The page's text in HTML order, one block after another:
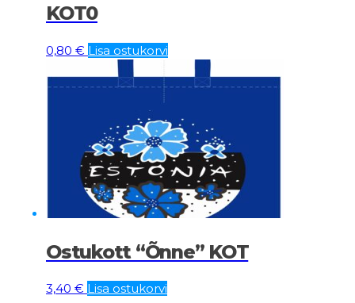
KOT0
0,80 € Lisa ostukorvi
Ostukott “Õnne” KOT
3,40 € Lisa ostukorvi